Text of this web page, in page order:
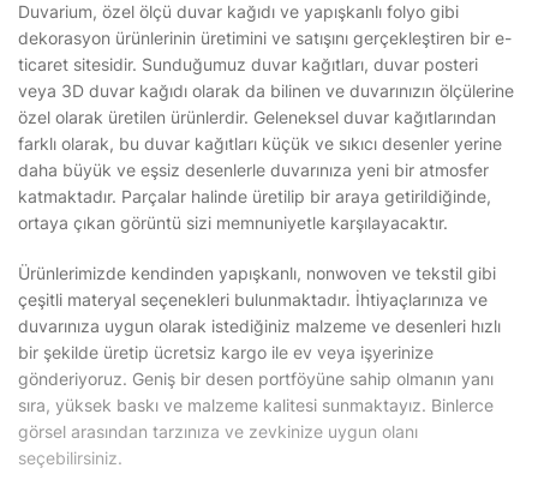
Duvarium, özel ölçü duvar kağıdı ve yapışkanlı folyo gibi
dekorasyon ürünlerinin üretimini ve satışını gerçekleştiren bir e-
ticaret sitesidir. Sunduğumuz duvar kağıtları, duvar posteri
veya 3D duvar kağıdı olarak da bilinen ve duvarınızın ölçülerine
özel olarak üretilen ürünlerdir. Geleneksel duvar kağıtlarından
farklı olarak, bu duvar kağıtları küçük ve sıkıcı desenler yerine
daha büyük ve eşsiz desenlerle duvarınıza yeni bir atmosfer
katmaktadır. Parçalar halinde üretilip bir araya getirildiğinde,
ortaya çıkan görüntü sizi memnuniyetle karşılayacaktır.
Ürünlerimizde kendinden yapışkanlı, nonwoven ve tekstil gibi
çeşitli materyal seçenekleri bulunmaktadır. İhtiyaçlarınıza ve
duvarınıza uygun olarak istediğiniz malzeme ve desenleri hızlı
bir şekilde üretip ücretsiz kargo ile ev veya işyerinize
gönderiyoruz. Geniş bir desen portföyüne sahip olmanın yanı
sıra, yüksek baskı ve malzeme kalitesi sunmaktayız. Binlerce
görsel arasından tarzınıza ve zevkinize uygun olanı
seçebilirsiniz.